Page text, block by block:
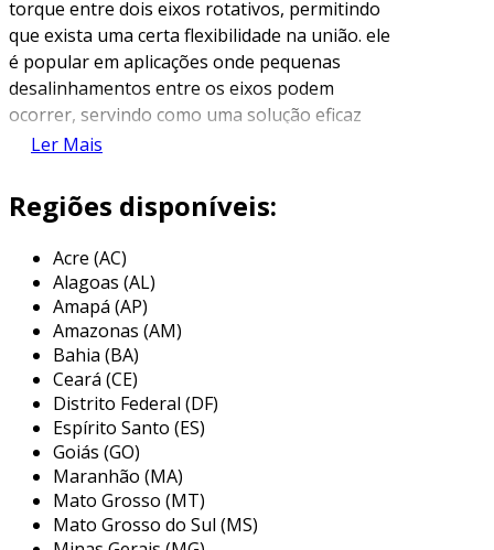
torque entre dois eixos rotativos, permitindo
que exista uma certa flexibilidade na união. ele
é popular em aplicações onde pequenas
desalinhamentos entre os eixos podem
ocorrer, servindo como uma solução eficaz
para absorver vibrações e choques que possam
equipamentos.
par de flanges que são interligadas por um
material flexível, geralmente borracha ou
poliuretano. a designação "5x8" refere-se às
dimensões do acoplamento, onde o primeiro
número (5) representa o diâmetro do furo em
milímetros e o segundo número (8) refere-se à
largura do corpo do acoplamento em
milímetros. essas especificações garantem que
o acoplamento se encaixe adequadamente a
determinados eixos e aplicações específicas.
Ler Mais
Regiões disponíveis:
Acre (AC)
Alagoas (AL)
Amapá (AP)
Amazonas (AM)
Bahia (BA)
Ceará (CE)
Distrito Federal (DF)
Espírito Santo (ES)
Goiás (GO)
Maranhão (MA)
Mato Grosso (MT)
Mato Grosso do Sul (MS)